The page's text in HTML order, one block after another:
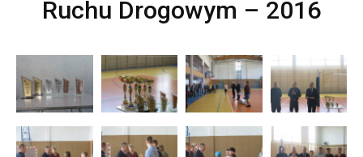
Ruchu Drogowym – 2016